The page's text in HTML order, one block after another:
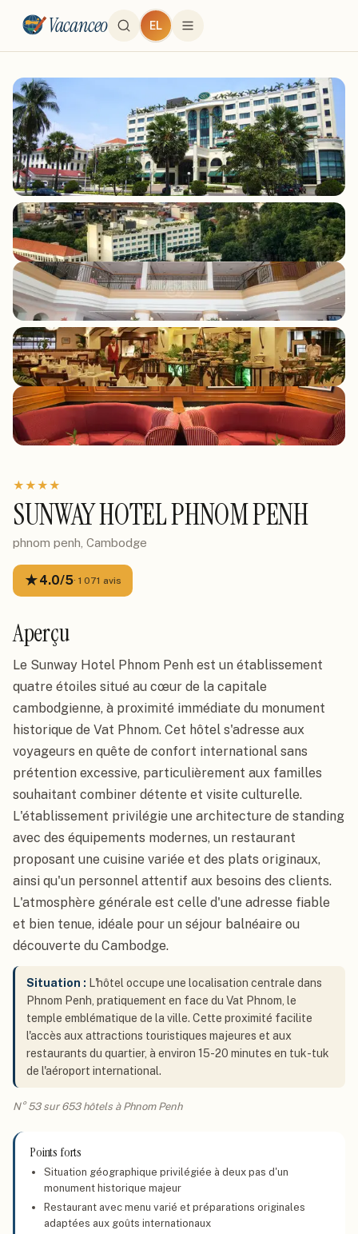
Vacanceo EL
★★★★
SUNWAY HOTEL PHNOM PENH
phnom penh, Cambodge
★4.0/5· 1 071 avis
Aperçu
Le Sunway Hotel Phnom Penh est un établissement
quatre étoiles situé au cœur de la capitale
cambodgienne, à proximité immédiate du monument
historique de Vat Phnom. Cet hôtel s'adresse aux
voyageurs en quête de confort international sans
prétention excessive, particulièrement aux familles
souhaitant combiner détente et visite culturelle.
L'établissement privilégie une architecture de standing
avec des équipements modernes, un restaurant
proposant une cuisine variée et des plats originaux,
ainsi qu'un personnel attentif aux besoins des clients.
L'atmosphère générale est celle d'une adresse fiable
et bien tenue, idéale pour un séjour balnéaire ou
découverte du Cambodge.
Situation : L'hôtel occupe une localisation centrale dans
Phnom Penh, pratiquement en face du Vat Phnom, le
temple emblématique de la ville. Cette proximité facilite
l'accès aux attractions touristiques majeures et aux
restaurants du quartier, à environ 15-20 minutes en tuk-tuk
de l'aéroport international.
N° 53 sur 653 hôtels à Phnom Penh
Points forts
Situation géographique privilégiée à deux pas d'un
monument historique majeur
Restaurant avec menu varié et préparations originales
adaptées aux goûts internationaux